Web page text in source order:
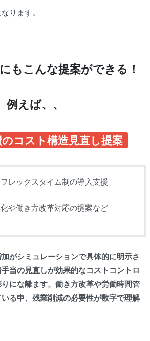
ります。
もこんな提案ができる！
例えば、、
のコスト構造見直し提案
レックスタイム制の導入支援
や働き方改革対応の提案など
がシミュレーションで具体的に明示さ
当の見直しが効果的なコストコントロ
にな離ます。働き方改革や労働時間管
る中、残業削減の必要性が数字で理解